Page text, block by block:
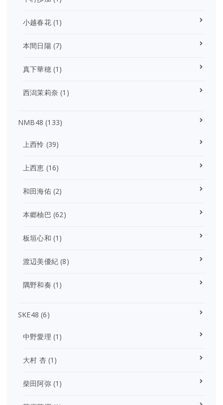
小越春花(1)
本間日陽(7)
真下華穂(1)
西潟茉莉奈 (1)
NMB48 (133)
上西怜 (39)
上西恵 (16)
和田海佑(2)
本郷柚巴 (62)
板垣心和 (1)
渡辺美優紀 (8)
隅野和奏 (1)
SKE48 (6)
中野愛理 (1)
大村 杏(1)
柴田阿弥(1)